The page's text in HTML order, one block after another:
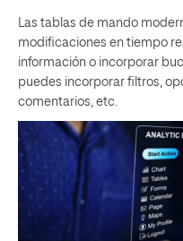
Las tablas de mando
modificaciones en tiempo
información o incorporar
puedes incorporar filtros,
comentarios, etc.